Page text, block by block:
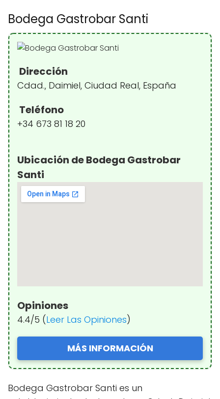
Bodega Gastrobar Santi
Dirección
Cdad., Daimiel, Ciudad Real, España
Teléfono
+34 673 81 18 20
Ubicación de Bodega Gastrobar
Santi
Opiniones
4.4/5 (Leer Las Opiniones)
MÁS INFORMACIÓN
Bodega Gastrobar Santi es un